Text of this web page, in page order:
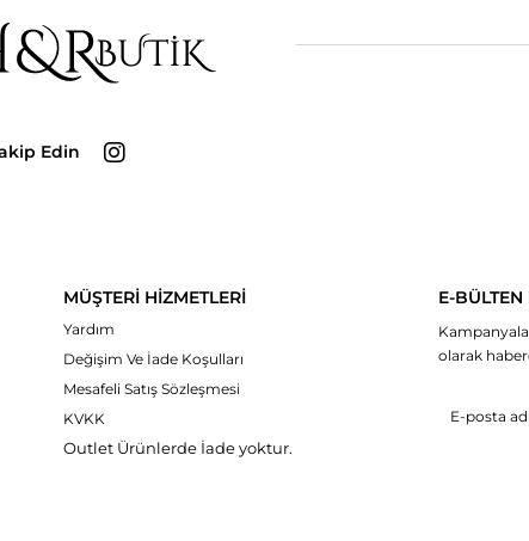
Edin
MÜŞTERİ HİZMETLERİ
Yardım
Değişim Ve İade Koşulları
Mesafeli Satış Sözleşmesi
KVKK
Outlet Ürünlerde İade yoktur.
E-BÜLTEN
olarak